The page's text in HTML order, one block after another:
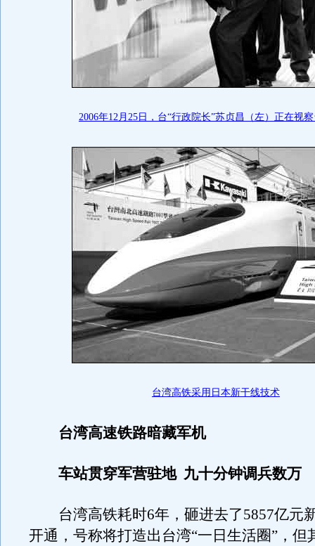
2006年12月25日，台“行政院长”苏贞昌（左）正在视
台湾高铁采用日本新干线技术
台湾高速铁路暗藏军机
车站贯穿军营驻地 九十分钟调兵数万
台湾高铁耗时6年，砸进去了5857亿元
开通，号称将打造出台湾“一日生活圈”，但